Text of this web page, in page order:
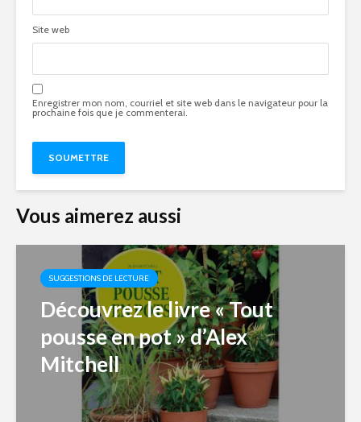
Site web
Enregistrer mon nom, courriel et site web dans le navigateur pour la
prochaine fois que je commenterai.
Vous aimerez aussi
SUGGESTIONS DE LECTURE
Découvrez le livre « Tout
pousse en pot » d’Alex
Mitchell